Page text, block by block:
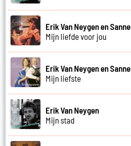
Erik Van Neygen en Sanne
Mijn liefde voor jou
Erik Van Neygen en Sanne
Mijn liefste
Erik Van Neygen
Mijn stad